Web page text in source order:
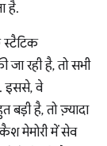
है.
जा रही है, तो सभी
इससे, वे
है, तो ज़्यादा
मेमोरी में सेव